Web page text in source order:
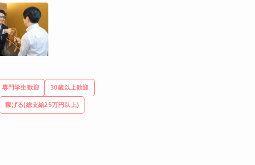
専門学生歓迎 30歳以上歓迎
稼げる(総支給25万円以上)